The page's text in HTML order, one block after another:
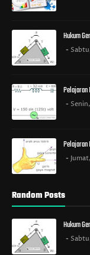
Hukum
Pelajaran
Random Posts
Hukum